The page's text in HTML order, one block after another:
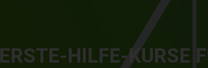
ERSTE-HILFE-KURSE